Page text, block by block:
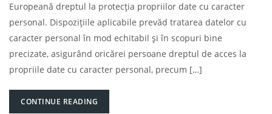
Europeană dreptul la protecția propriilor date cu caracter
personal. Dispozițiile aplicabile prevăd tratarea datelor cu
caracter personal în mod echitabil și în scopuri bine
precizate, asigurând oricărei persoane dreptul de acces la
propriile date cu caracter personal, precum […]
CONTINUE READING